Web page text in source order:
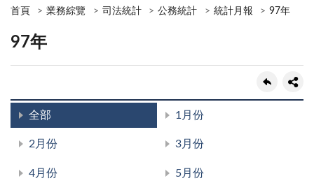
首頁 業務綜覽 司法統計 公務統計 統計月報 97年
97年
全部 1月份
2月份 3月份
4月份 5月份